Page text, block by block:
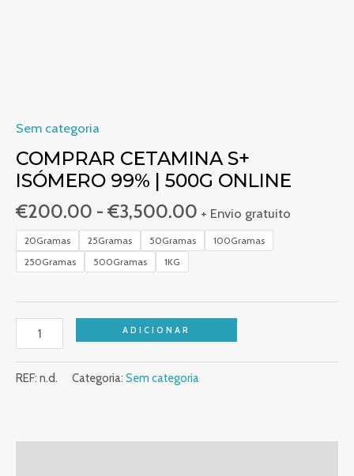
Sem categoria
COMPRAR CETAMINA S+
ISÓMERO 99% | 500G ONLINE
€200.00 - €3,500.00 + Envio gratuito
20Gramas 25Gramas 50Gramas
100Gramas
250Gramas
500Gramas 1KG
ADICIONAR
REF: n.d. Categoria: Sem categoria